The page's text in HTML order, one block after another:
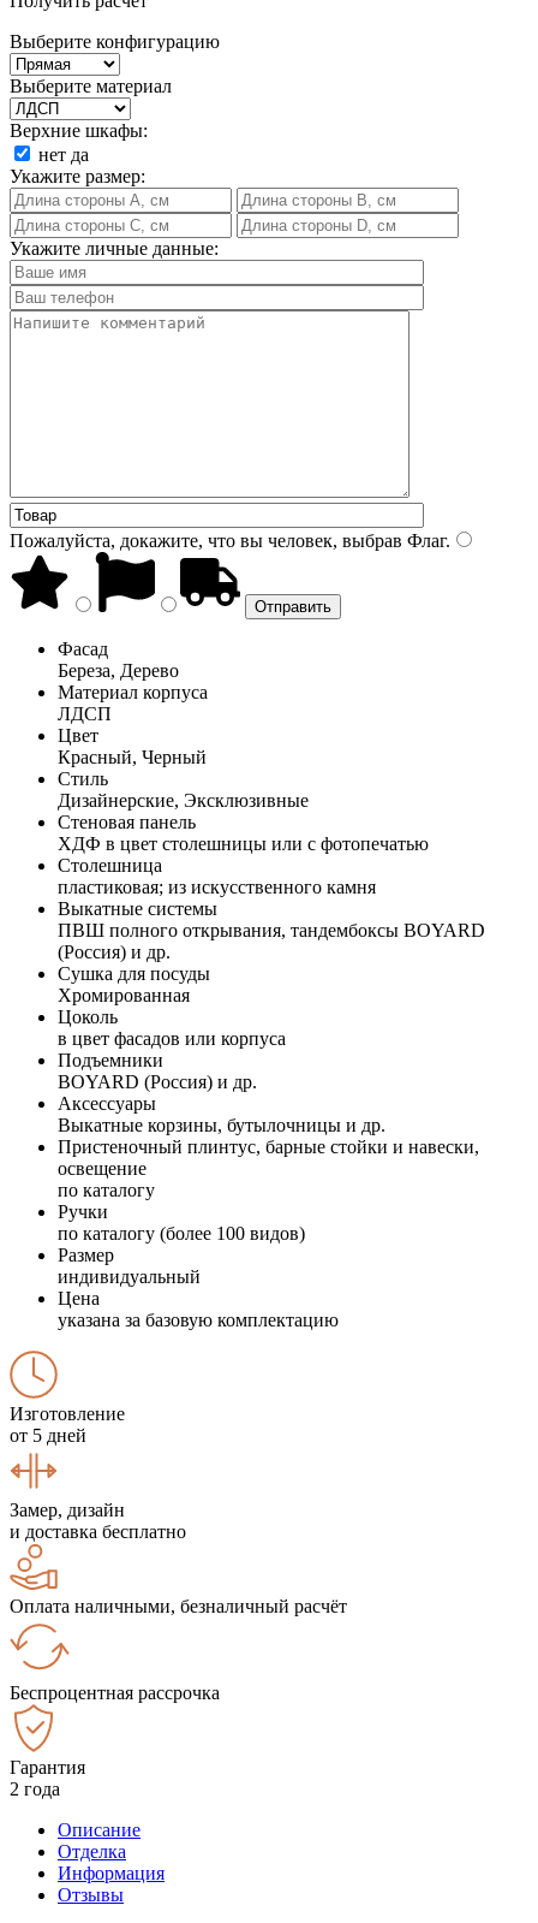
Выберите конфигурацию
Выберите материал
Верхние шкафы:
нет да
Укажите размер:
Укажите личные данные:
Пожалуйста, докажите, что вы человек, выбрав Флаг.
Фасад
Береза, Дерево
Материал корпуса
ЛДСП
Цвет
Красный, Черный
Стиль
Дизайнерские, Эксклюзивные
Стеновая панель
ХДФ в цвет столешницы или с фотопечатью
Столешница
пластиковая; из искусственного камня
Выкатные системы
ПВШ полного открывания, тандембоксы BOYARD
(Россия) и др.
Сушка для посуды
Хромированная
Цоколь
в цвет фасадов или корпуса
Подъемники
BOYARD (Россия) и др.
Аксессуары
Выкатные корзины, бутылочницы и др.
Пристеночный плинтус, барные стойки и навески,
освещение
по каталогу
Ручки
по каталогу (более 100 видов)
Размер
индивидуальный
Цена
указана за базовую комплектацию
Изготовление
от 5 дней
Замер, дизайн
и доставка бесплатно
Оплата наличными, безналичный расчёт
Беспроцентная рассрочка
Гарантия
2 года
Описание
Отделка
Информация
Отзывы